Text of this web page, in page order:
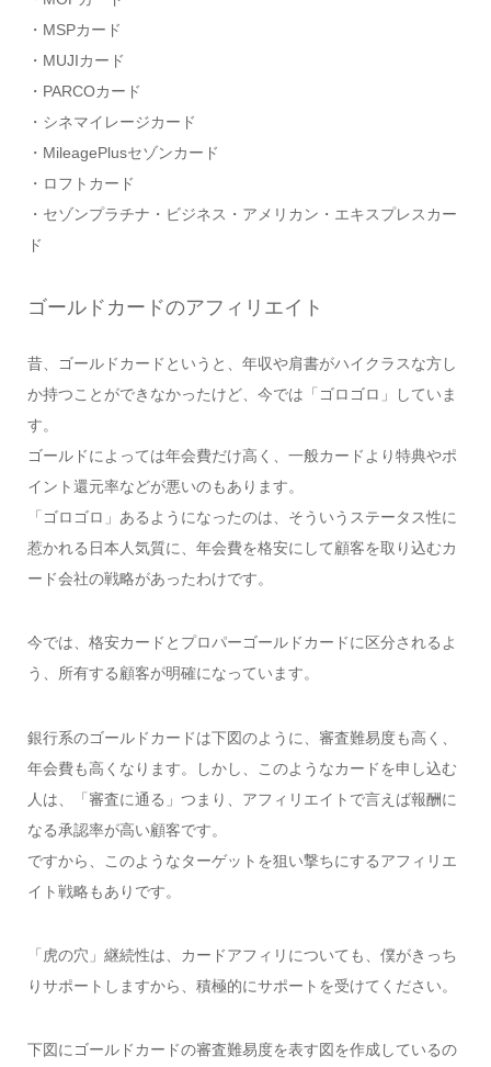
・MSPカード
・MUJIカード
・PARCOカード
・シネマイレージカード
・MileagePlusセゾンカード
・ロフトカード
・セゾンプラチナ・ビジネス・アメリカン・エキスプレスカー
ド
ゴールドカードのアフィリエイト
昔、ゴールドカードというと、年収や肩書がハイクラスな方し
か持つことができなかったけど、今では「ゴロゴロ」していま
す。
ゴールドによっては年会費だけ高く、一般カードより特典やポ
イント還元率などが悪いのもあります。
「ゴロゴロ」あるようになったのは、そういうステータス性に
惹かれる日本人気質に、年会費を格安にして顧客を取り込むカ
ード会社の戦略があったわけです。
今では、格安カードとプロパーゴールドカードに区分されるよ
う、所有する顧客が明確になっています。
銀行系のゴールドカードは下図のように、審査難易度も高く、
年会費も高くなります。しかし、
このようなカードを申し込む
人は、「審査に通る」つまり、アフィリエイトで言えば報酬に
なる承認率が高い顧客です。
ですから、このようなターゲットを狙い撃ちにするアフィリエ
イト戦略もありです。
「虎の穴」継続性は、カードアフィリについても、僕がきっち
りサポートしますから、積極的にサポートを受けてください。
下図にゴールドカードの審査難易度を表す図を作成しているの